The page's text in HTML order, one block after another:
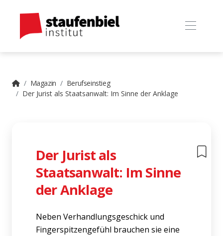
Magazin
Berufseinstieg
Der Jurist als Staatsanwalt: Im Sinne der Anklage
Der Jurist als
Staatsanwalt: Im Sinne
der Anklage
Neben Verhandlungsgeschick und
Fingerspitzengefühl brauchen sie eine